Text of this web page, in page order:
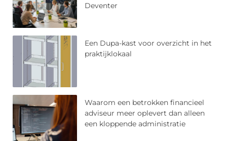
Deventer
Een Dupa-kast voor overzicht in het
praktijklokaal
Waarom een betrokken financieel
adviseur meer oplevert dan alleen
een kloppende administratie